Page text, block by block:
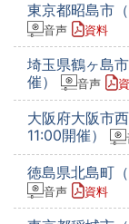
東京都昭島市
音声 資料
埼玉県鶴ヶ島
催）
音声
大阪府大阪市
11:00開催）
徳島県北島町
音声 資料